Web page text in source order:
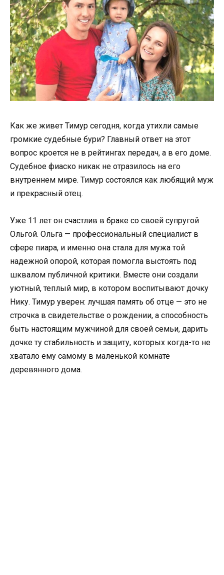
Как же живет Тимур сегодня, когда утихли самые
громкие судебные бури? Главный ответ на этот
вопрос кроется не в рейтингах передач, а в его доме.
Судебное фиаско никак не отразилось на его
внутреннем мире. Тимур состоялся как любящий муж
и прекрасный отец.
Уже 11 лет он счастлив в браке со своей супругой
Ольгой. Ольга — профессиональный специалист в
сфере пиара, и именно она стала для мужа той
надежной опорой, которая помогла выстоять под
шквалом публичной критики. Вместе они создали
уютный, теплый мир, в котором воспитывают дочку
Нику. Тимур уверен: лучшая память об отце — это не
строчка в свидетельстве о рождении, а способность
быть настоящим мужчиной для своей семьи, дарить
дочке ту стабильность и защиту, которых когда-то не
хватало ему самому в маленькой комнате
деревянного дома.